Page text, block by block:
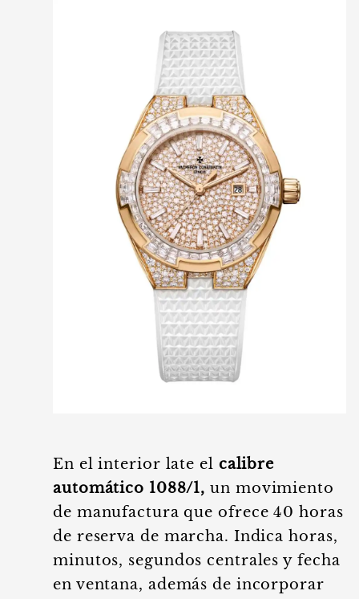
En el interior late el calibre
automático 1088/1,un movimiento
de manufactura que ofrece 40 horas
de reserva de marcha. Indica horas,
minutos, segundos centrales y fecha
en ventana, además de incorporar